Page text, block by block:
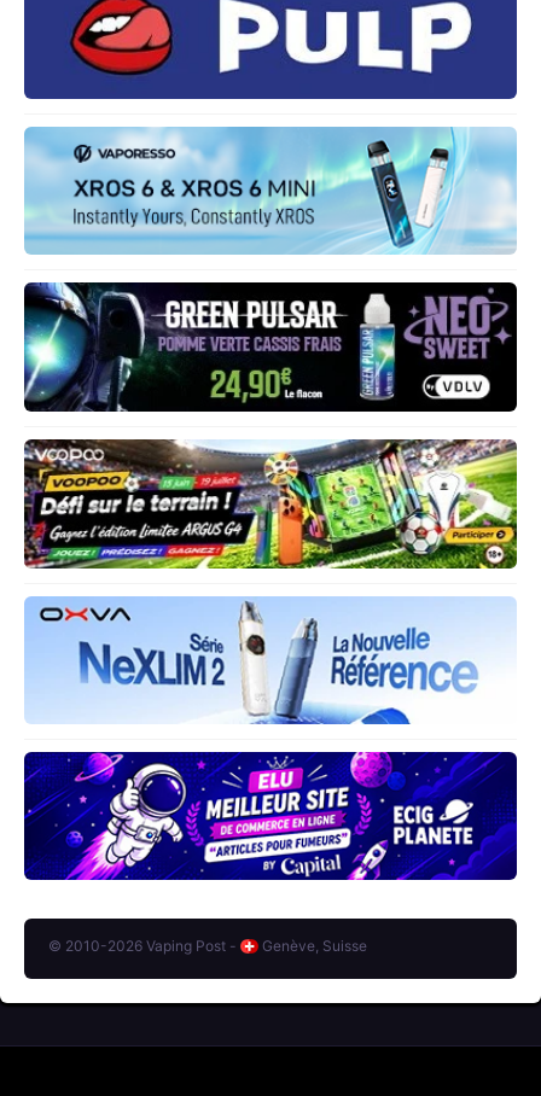
© 2010-2026 Vaping Post - Genève, Suisse